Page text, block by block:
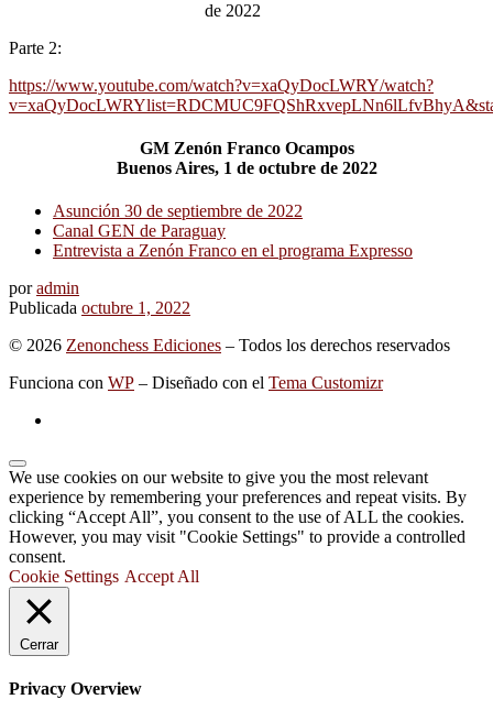
de 2022
Parte 2:
https://www.youtube.com/watch?v=xaQyDocLWRY/watch?
GM Zenón Franco Ocampos
Buenos Aires, 1 de octubre de 2022
Asunción 30 de septiembre de 2022
Canal GEN de Paraguay
Entrevista a Zenón Franco en el programa Expresso
poradmin
Publicada octubre 1, 2022
© 2026 Zenonchess Ediciones – Todos los derechos reservados
Funciona con WP – Diseñado con el Tema Customizr
We use cookies on our website to give you the most relevant
experience by remembering your preferences and repeat visits. By
clicking “Accept All”, you consent to the use of ALL the cookies.
However, you may visit "Cookie Settings" to provide a controlled
consent.
Cookie Settings Accept All
Cerrar
Privacy Overview